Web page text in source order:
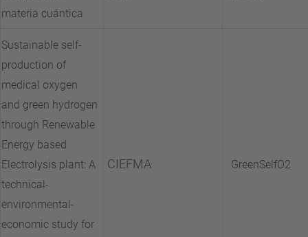
materia cuántica
Sustainable self-
production of
medical oxygen
and green hydrogen
through Renewable
Energy based
Electrolysis plant: A
technical-
environmental-
economic study for
CIEFMA GreenSelfO2